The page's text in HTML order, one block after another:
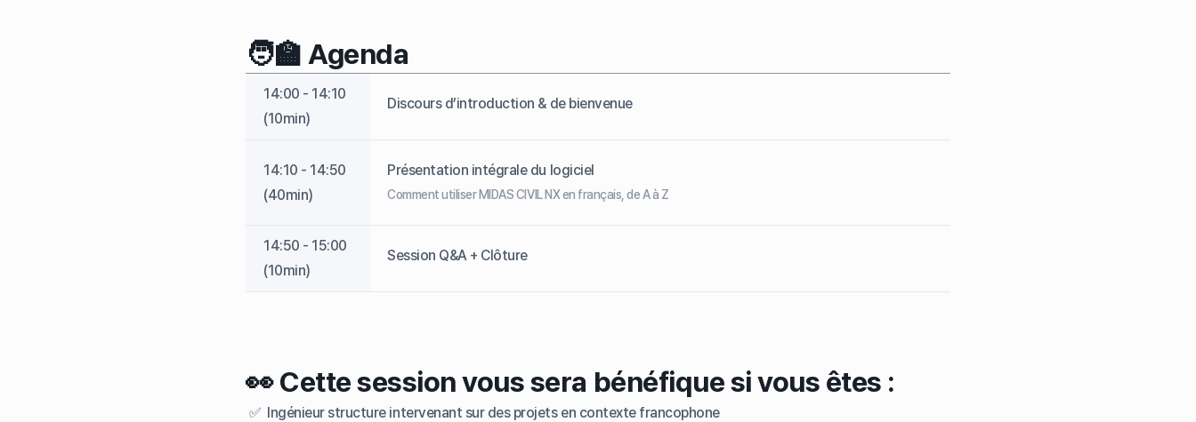
🧑‍🏫 Agenda
14:00 - 14:10
(10min)
Discours d’introduction & de bienvenue
14:10 - 14:50
(40min)
Présentation intégrale du logiciel
Comment utiliser MIDAS CIVIL NX en français, de A à Z
14:50 - 15:00
(10min)
Session Q&A + Clôture
👀 Cette session vous sera bénéfique si vous êtes :
✅ Ingénieur structure intervenant sur des projets en contexte francophone